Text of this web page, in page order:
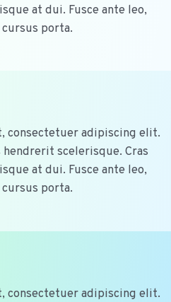
at dui. Fusce ante leo,
porta.
consectetuer adipiscing elit.
scelerisque. Cras
at dui. Fusce ante leo,
porta.
consectetuer adipiscing elit.